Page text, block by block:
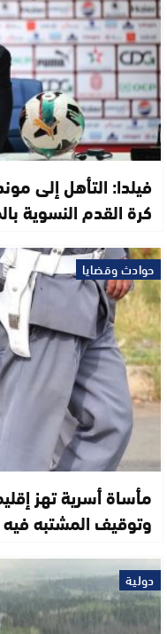
كرة القدم النسوية
حوادث وقضايا
مأساة أسرية تهز
وتوقيف المشتبه فيه
دولية